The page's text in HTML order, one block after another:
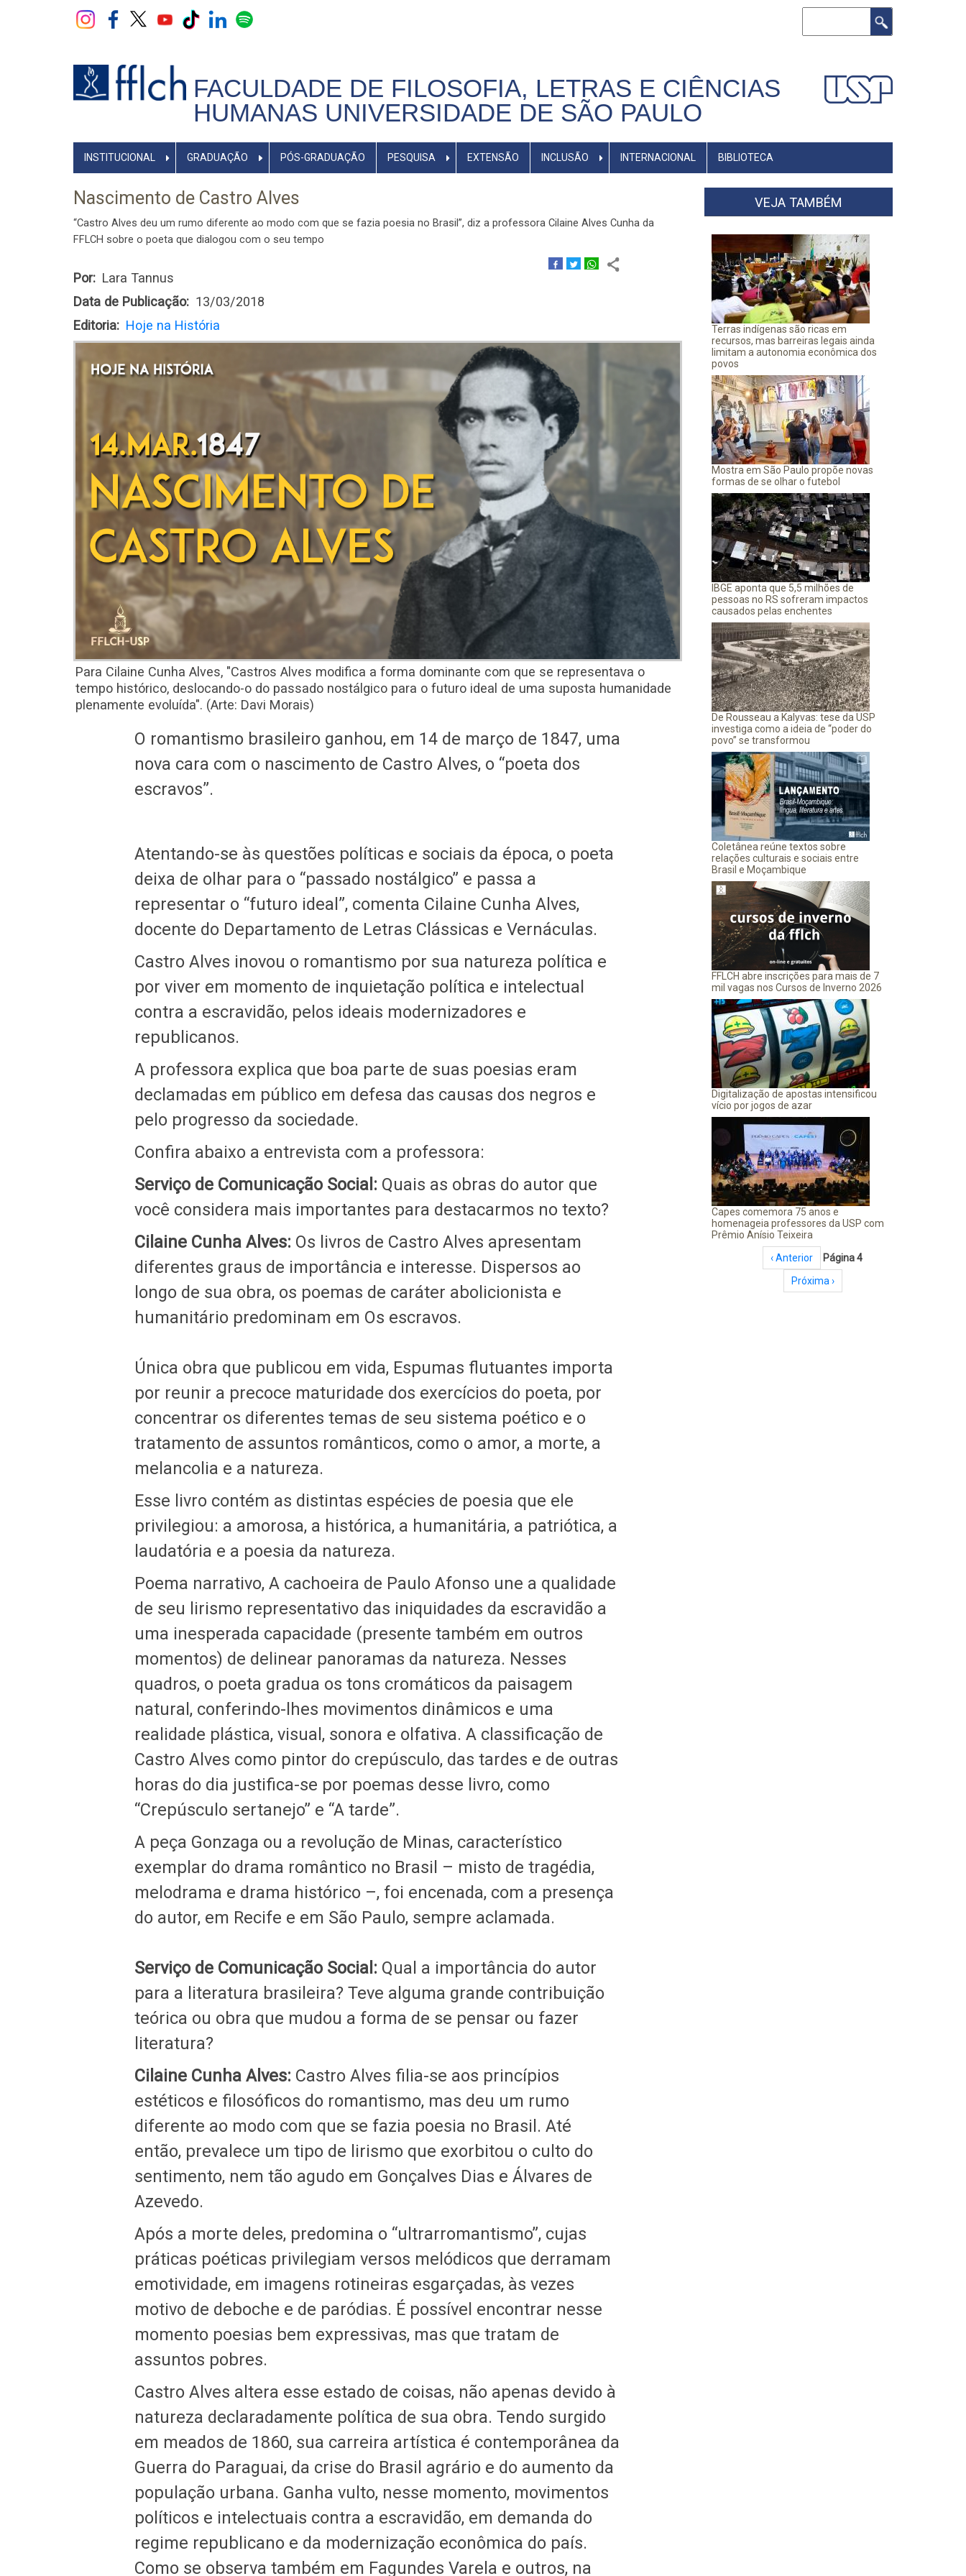
FACULDADE DE FILOSOFIA, LETRAS E CIÊNCIAS
HUMANAS UNIVERSIDADE DE SÃO PAULO
NAVEGADOR
PRINCIPAL
INSTITUCIONAL GRADUAÇÃO PÓS-GRADUAÇÃO PESQUISA EXTENSÃO INCLUSÃO INTERNACIONAL BIBLIOTECA
Nascimento de Castro Alves
“Castro Alves deu um rumo diferente ao modo com que se fazia poesia no Brasil”, diz a professora Cilaine Alves Cunha da
FFLCH sobre o poeta que dialogou com o seu tempo
Por
Lara Tannus
Data de Publicação
13/03/2018
Editoria
Hoje na História
Para Cilaine Cunha Alves, "Castros Alves modifica a forma dominante com que se representava o
tempo histórico, deslocando-o do passado nostálgico para o futuro ideal de uma suposta humanidade
plenamente evoluída". (Arte: Davi Morais)
O romantismo brasileiro ganhou, em 14 de março de 1847, uma
nova cara com o nascimento de Castro Alves, o “poeta dos
escravos”.
Atentando-se às questões políticas e sociais da época, o poeta
deixa de olhar para o “passado nostálgico” e passa a
representar o “futuro ideal”, comenta Cilaine Cunha Alves,
docente do Departamento de Letras Clássicas e Vernáculas.
Castro Alves inovou o romantismo por sua natureza política e
por viver em momento de inquietação política e intelectual
contra a escravidão, pelos ideais modernizadores e
republicanos.
A professora explica que boa parte de suas poesias eram
declamadas em público em defesa das causas dos negros e
pelo progresso da sociedade.
Confira abaixo a entrevista com a professora:
Serviço de Comunicação Social: Quais as obras do autor que
você considera mais importantes para destacarmos no texto?
Cilaine Cunha Alves: Os livros de Castro Alves apresentam
diferentes graus de importância e interesse. Dispersos ao
longo de sua obra, os poemas de caráter abolicionista e
humanitário predominam em Os escravos.
Única obra que publicou em vida, Espumas flutuantes importa
por reunir a precoce maturidade dos exercícios do poeta, por
concentrar os diferentes temas de seu sistema poético e o
tratamento de assuntos românticos, como o amor, a morte, a
melancolia e a natureza.
Esse livro contém as distintas espécies de poesia que ele
privilegiou: a amorosa, a histórica, a humanitária, a patriótica, a
laudatória e a poesia da natureza.
Poema narrativo, A cachoeira de Paulo Afonso une a qualidade
de seu lirismo representativo das iniquidades da escravidão a
uma inesperada capacidade (presente também em outros
momentos) de delinear panoramas da natureza. Nesses
quadros, o poeta gradua os tons cromáticos da paisagem
natural, conferindo-lhes movimentos dinâmicos e uma
realidade plástica, visual, sonora e olfativa. A classificação de
Castro Alves como pintor do crepúsculo, das tardes e de outras
horas do dia justifica-se por poemas desse livro, como
“Crepúsculo sertanejo” e “A tarde”.
A peça Gonzaga ou a revolução de Minas, característico
exemplar do drama romântico no Brasil – misto de tragédia,
melodrama e drama histórico –, foi encenada, com a presença
do autor, em Recife e em São Paulo, sempre aclamada.
Serviço de Comunicação Social: Qual a importância do autor
para a literatura brasileira? Teve alguma grande contribuição
teórica ou obra que mudou a forma de se pensar ou fazer
literatura?
Cilaine Cunha Alves: Castro Alves filia-se aos princípios
estéticos e filosóficos do romantismo, mas deu um rumo
diferente ao modo com que se fazia poesia no Brasil. Até
então, prevalece um tipo de lirismo que exorbitou o culto do
sentimento, nem tão agudo em Gonçalves Dias e Álvares de
Azevedo.
Após a morte deles, predomina o “ultrarromantismo”, cujas
práticas poéticas privilegiam versos melódicos que derramam
emotividade, em imagens rotineiras esgarçadas, às vezes
motivo de deboche e de paródias. É possível encontrar nesse
momento poesias bem expressivas, mas que tratam de
assuntos pobres.
Castro Alves altera esse estado de coisas, não apenas devido à
natureza declaradamente política de sua obra. Tendo surgido
em meados de 1860, sua carreira artística é contemporânea da
Guerra do Paraguai, da crise do Brasil agrário e do aumento da
população urbana. Ganha vulto, nesse momento, movimentos
políticos e intelectuais contra a escravidão, em demanda do
regime republicano e da modernização econômica do país.
Como se observa também em Fagundes Varela e outros, na
VEJA TAMBÉM
Terras indígenas são ricas em
recursos, mas barreiras legais ainda
limitam a autonomia econômica dos
povos
Mostra em São Paulo propõe novas
formas de se olhar o futebol
IBGE aponta que 5,5 milhões de
pessoas no RS sofreram impactos
causados pelas enchentes
De Rousseau a Kalyvas: tese da USP
investiga como a ideia de “poder do
povo” se transformou
Coletânea reúne textos sobre
relações culturais e sociais entre
Brasil e Moçambique
FFLCH abre inscrições para mais de 7
mil vagas nos Cursos de Inverno 2026
Digitalização de apostas intensificou
vício por jogos de azar
Capes comemora 75 anos e
homenageia professores da USP com
Prêmio Anísio Teixeira
PaginaçãoPágina anterior
‹ Anterior
Página 4
Próxima página
Próxima ›